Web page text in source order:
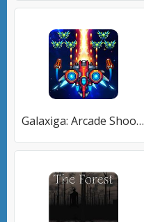
Galaxiga: Arcade Shooter - Бесплатные игры